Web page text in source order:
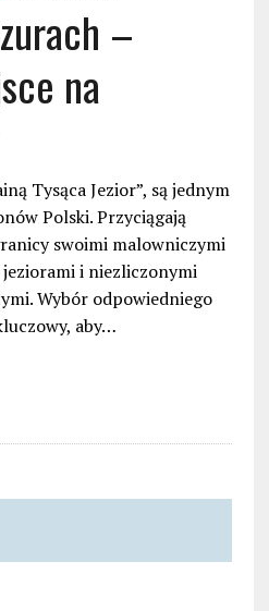
–
na
Tysąca Jezior”, są jednym
Polski. Przyciągają
swoimi malowniczymi
i niezliczonymi
Wybór odpowiedniego
aby…